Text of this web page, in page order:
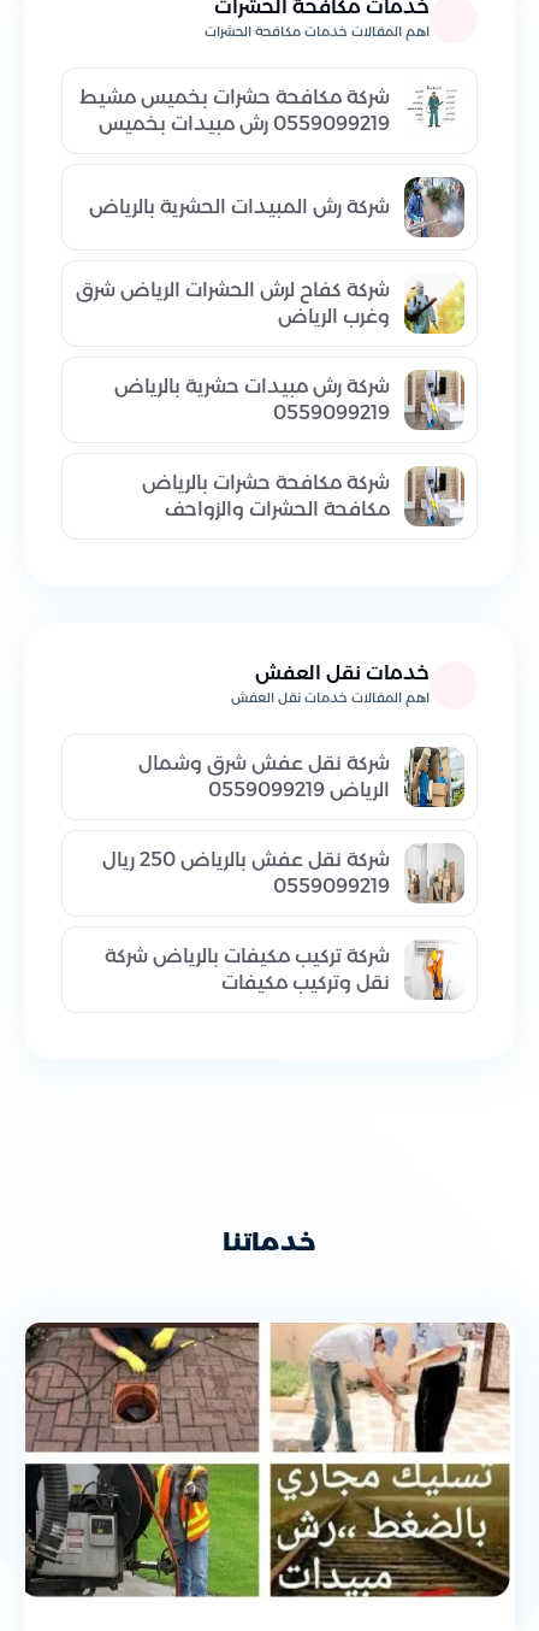
خدمات مكافحة الحشرات
اهم المقالات خدمات مكافحة الحشرات
شركة مكافحة حشرات بخميس مشيط
0559099219 رش مبيدات بخميس
شركة رش المبيدات الحشرية بالرياض
شركة كفاح لرش الحشرات الرياض شرق
وغرب الرياض
شركة رش مبيدات حشرية بالرياض
0559099219
شركة مكافحة حشرات بالرياض
مكافحة الحشرات والزواحف
خدمات نقل العفش
اهم المقالات خدمات نقل العفش
شركة نقل عفش شرق وشمال
الرياض 0559099219
شركة نقل عفش بالرياض 250 ريال
0559099219
شركة تركيب مكيفات بالرياض شركة
نقل وتركيب مكيفات
خدماتنا